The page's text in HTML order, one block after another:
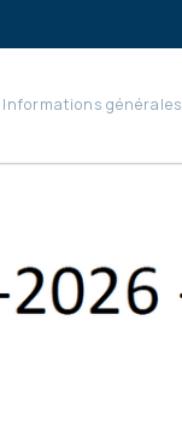
Informations générales